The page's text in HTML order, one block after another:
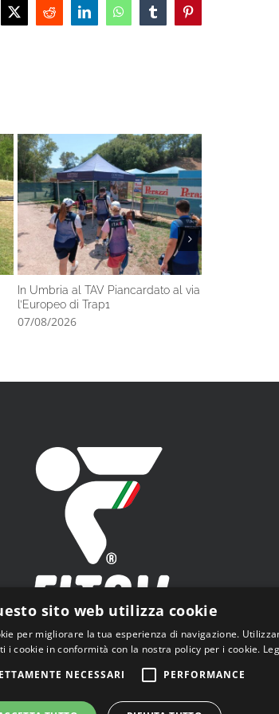
X RedditLinkedInWhatsAppTumblrPinterest
In Umbria al TAV Piancardato al via
l’Europeo di Trap1
07/08/2026
Italiana Tiro a Volo - Viale Tiziano n.74, 00196
sito web utilizza cookie
per migliorare la tua esperienza di navigazione.
i cookie in conformità con la nostra policy per i cookie.
NECESSARI
PERFORMANCE